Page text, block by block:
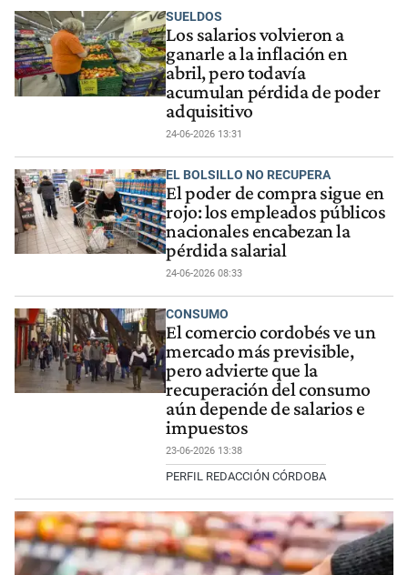
SUELDOS
Los salarios volvieron a
ganarle a la inflación en
abril, pero todavía
acumulan pérdida de poder
adquisitivo
24-06-2026 13:31
EL BOLSILLO NO RECUPERA
El poder de compra sigue en
rojo: los empleados públicos
nacionales encabezan la
pérdida salarial
24-06-2026 08:33
CONSUMO
El comercio cordobés ve un
mercado más previsible,
pero advierte que la
recuperación del consumo
aún depende de salarios e
impuestos
23-06-2026 13:38
PERFIL REDACCIÓN CÓRDOBA